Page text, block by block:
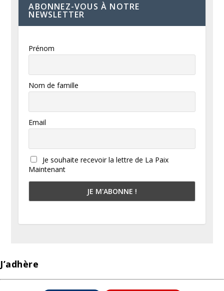
ABONNEZ-VOUS À NOTRE
NEWSLETTER
Prénom
Nom de famille
Email
Je souhaite recevoir la lettre de La Paix
Maintenant
J’adhère